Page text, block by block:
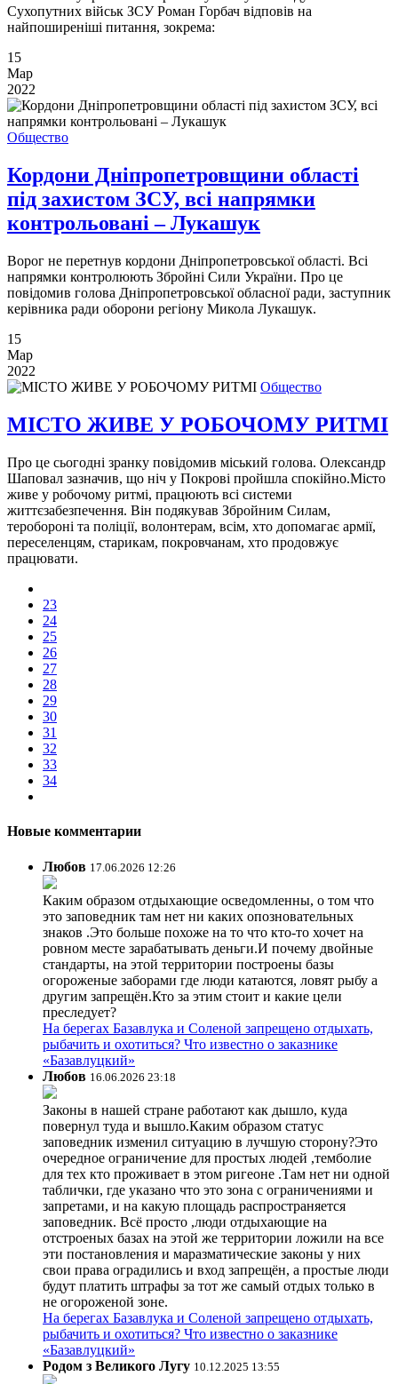
Сухопутних військ ЗСУ Роман Горбач відповів на
найпоширеніші питання, зокрема:
15
Мар
2022
Общество
Кордони Дніпропетровщини області
під захистом ЗСУ, всі напрямки
контрольовані – Лукашук
Ворог не перетнув кордони Дніпропетровської області. Всі
напрямки контролюють Збройні Сили України. Про це
повідомив голова Дніпропетровської обласної ради, заступник
керівника ради оборони регіону Микола Лукашук.
15
Мар
2022
Общество
МІСТО ЖИВЕ У РОБОЧОМУ РИТМІ
Про це сьогодні зранку повідомив міський голова. Олександр
Шаповал зазначив, що ніч у Покрові пройшла спокійно.Місто
живе у робочому ритмі, працюють всі системи
життєзабезпечення. Він подякував Збройним Силам,
теробороні та поліції, волонтерам, всім, хто допомагає армії,
переселенцям, старикам, покровчанам, хто продовжує
працювати.
23
24
25
26
27
28
29
30
31
32
33
34
Новые комментарии
Любов 17.06.2026 12:26
Каким образом отдыхающие осведомленны, о том что
это заповедник там нет ни каких опозновательных
знаков .Это больше похоже на то что кто-то хочет на
ровном месте зарабатывать деньги.И почему двойные
стандарты, на этой территории построены базы
огороженые заборами где люди катаются, ловят рыбу а
другим запрещён.Кто за этим стоит и какие цели
преследует?
На берегах Базавлука и Соленой запрещено отдыхать,
рыбачить и охотиться? Что известно о заказнике
«Базавлуцкий»
Любов 16.06.2026 23:18
Законы в нашей стране работают как дышло, куда
повернул туда и вышло.Каким образом статус
заповедник изменил ситуацию в лучшую сторону?Это
очередное ограничение для простых людей ,темболие
для тех кто проживает в этом ригеоне .Там нет ни одной
таблички, где указано что это зона с ограничениями и
запретами, и на какую площадь распространяется
заповедник. Всё просто ,люди отдыхающие на
отстроеных базах на этой же территории ложили на все
эти постановления и маразматические законы у них
свои права оградились и вход запрещён, а простые люди
будут платить штрафы за тот же самый отдых только в
не огороженой зоне.
На берегах Базавлука и Соленой запрещено отдыхать,
рыбачить и охотиться? Что известно о заказнике
«Базавлуцкий»
Родом з Великого Лугу 10.12.2025 13:55